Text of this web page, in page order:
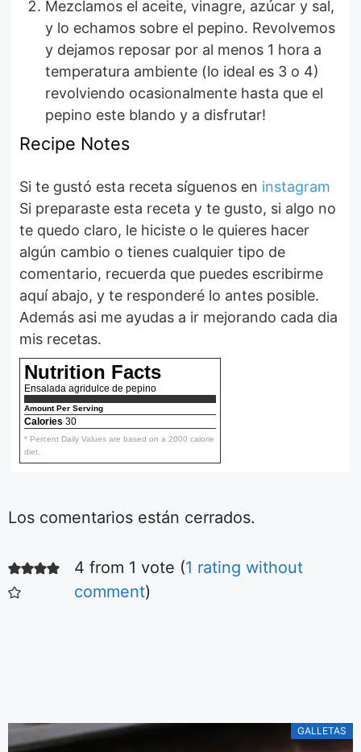
Mezclamos el aceite, vinagre, azúcar y sal,
y lo echamos sobre el pepino. Revolvemos
y dejamos reposar por al menos 1 hora a
temperatura ambiente (lo ideal es 3 o 4)
revolviendo ocasionalmente hasta que el
pepino este blando y a disfrutar!
Recipe Notes
Si te gustó esta receta síguenos en instagram
Si preparaste esta receta y te gusto, si algo no
te quedo claro, le hiciste o le quieres hacer
algún cambio o tienes cualquier tipo de
comentario, recuerda que puedes escribirme
aquí abajo, y te responderé lo antes posible.
Además asi me ayudas a ir mejorando cada dia
mis recetas.
Nutrition Facts
Ensalada agridulce de pepino
Amount Per Serving
Calories 30
* Percent Daily Values are based on a 2000 calorie
diet.
Los comentarios están cerrados.
4 from 1 vote (1 rating without
comment)
Ensalada fácil
de tomates
GALLETAS